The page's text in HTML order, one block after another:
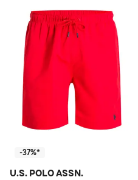
-37%*
U.S. POLO ASSN.